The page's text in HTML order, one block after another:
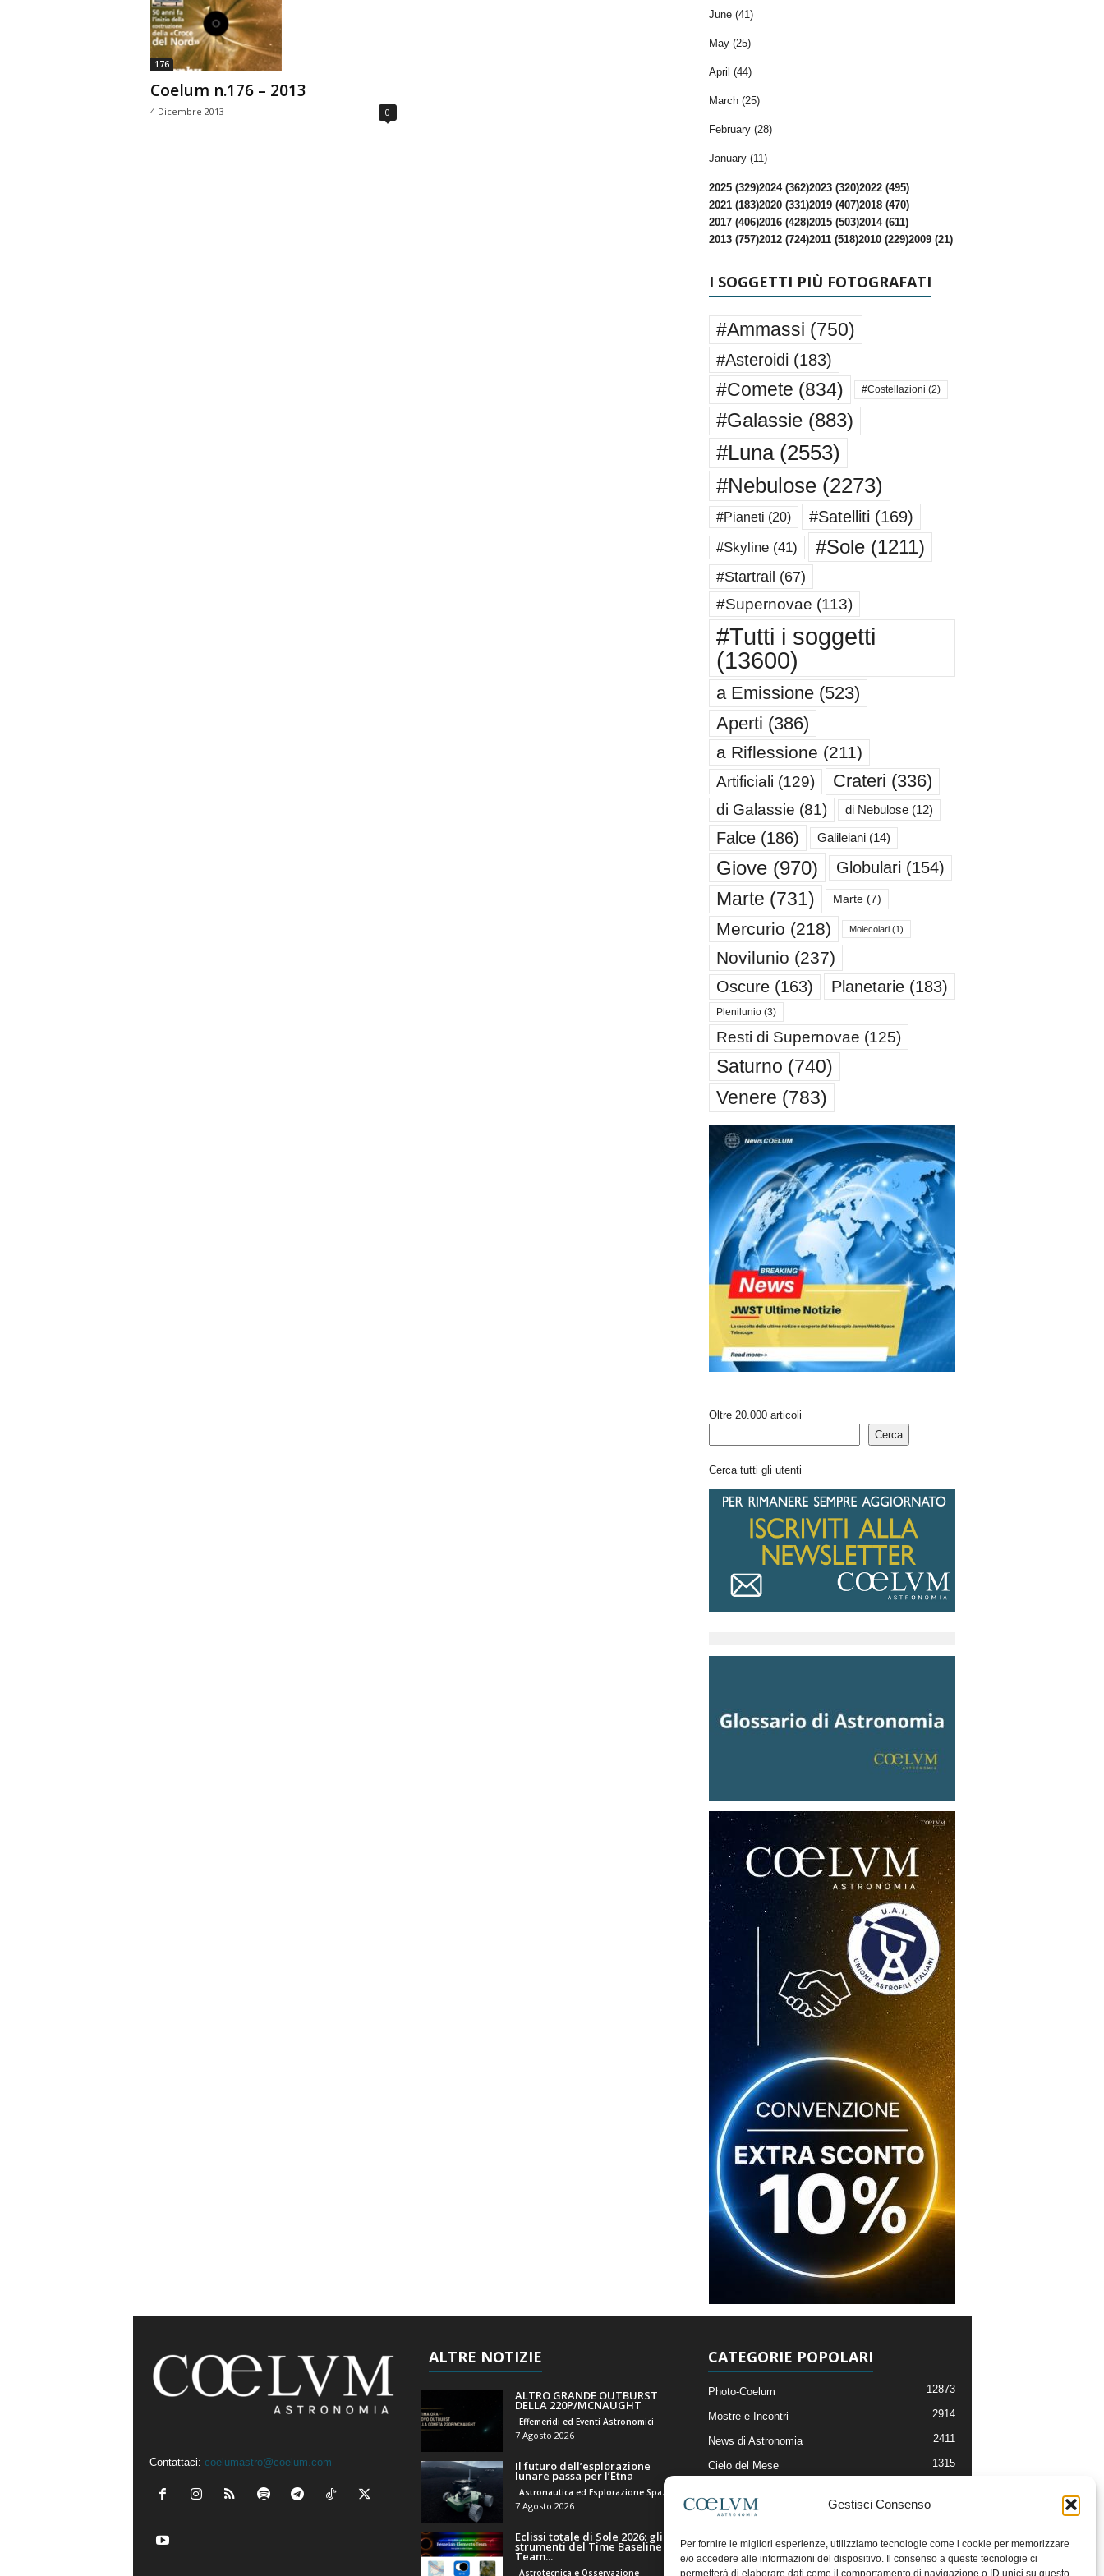
Gestisci Consenso
Per fornire le migliori esperienze, utilizziamo tecnologie come i cookie per memorizzare
e/o accedere alle informazioni del dispositivo. Il consenso a queste tecnologie ci
permetterà di elaborare dati come il comportamento di navigazione o ID unici su questo
a
176
Coelum n.176 – 2013
4 Dicembre 2013 0
June (41)
May (25)
April (44)
March (25)
February (28)
January (11)
2025 (329)2024 (362)2023 (320)2022 (495)
2021 (183)2020 (331)2019 (407)2018 (470)
2017 (406)2016 (428)2015 (503)2014 (611)
2013 (757)2012 (724)2011 (518)2010 (229)2009 (21)
I SOGGETTI PIÙ FOTOGRAFATI
#Ammassi (750)
#Asteroidi (183)
#Comete (834) #Costellazioni (2)
#Galassie(883)
#Luna(2553)
#Nebulose(2273)
#Pianeti (20) #Satelliti (169)
#Skyline(41) #Sole(1211)
#Startrail (67)
#Supernovae (113)
#Tutti i soggetti
(13600)
a Emissione(523)
Aperti (386)
a Riflessione (211)
Artificiali (129) Crateri (336)
di Galassie (81) di Nebulose(12)
Falce(186) Galileiani(14)
Giove(970) Globulari (154)
Marte (731) Marte(7)
Mercurio (218) Molecolari(1)
Novilunio (237)
Oscure(163) Planetarie(183)
Plenilunio(3)
Resti di Supernovae (125)
Saturno (740)
Venere (783)
Oltre 20.000 articoli
Cerca
Cerca tutti gli utenti
Contattaci: coelumastro@coelum.com
ALTRE NOTIZIE
ALTRO GRANDE OUTBURST
DELLA 220P/MCNAUGHT
Effemeridi ed Eventi Astronomici
7 Agosto 2026
Il futuro dell’esplorazione
lunare passa per l’Etna
7 Agosto 2026
Eclissi totale di Sole 2026: gli
strumenti del Time Baseline
Team...
Astrotecnica e Osservazione
CATEGORIE POPOLARI
Photo-Coelum 12873
Mostre e Incontri 2914
News di Astronomia 2411
Cielo del Mese 1315
Articoli e Risorse On-Line
Il Blog della Redazione